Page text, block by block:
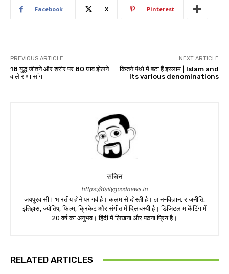
Facebook X Pinterest
PREVIOUS ARTICLE
18 युद्ध जीतने और शरीर पर 80 घाव झेलने
वाले राणा सांगा
NEXT ARTICLE
कितने पंथो में बटा हैं इस्लाम | Islam and
its various denominations
सचिन
https://dailygoodnews.in
जयपुरवासी। भारतीय होने पर गर्व है। कलम से दोस्ती है। ज्ञान-विज्ञान, राजनीति,
इतिहास, ज्योतिष, फिल्म, क्रिकेट और संगीत में दिलचस्पी है। डिजिटल मार्केटिंग में
20 वर्ष का अनुभव। हिंदी में लिखना और पढना प्रिय है।
RELATED ARTICLES